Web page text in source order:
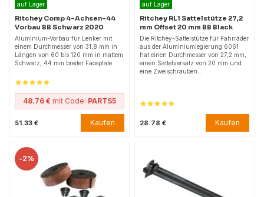
auf Lager
Ritchey Comp 4-Achsen-44
Vorbau BB Schwarz 2020
Aluminium-Vorbau für Lenker mit
einem Durchmesser von 31,8 mm in
Längen von 60 bis 120 mm in mattem
Schwarz, 44 mm breiter Faceplate.
48.76 € mit Code: PARTS5
51.33 € Kaufen
auf Lager
Ritchey RL1 Sattelstütze 27,2
mm Offset 20 mm BB Black
Die Ritchey-Sattelstütze für Fahrräder
aus der Aluminiumlegierung 6061
hat einen Durchmesser von 27,2 mm,
einen Sattelversatz von 20 mm und
eine Zweischrauben…
28.78 € Kaufen
-2%